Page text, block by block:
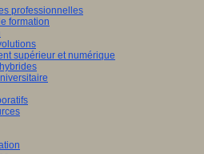
professionnelles
formation
supérieur et numérique